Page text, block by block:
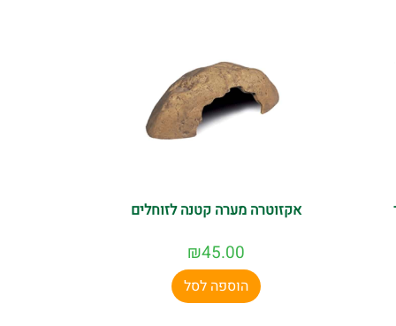
אקזוטרה מערה קטנה לזוחלים
₪45.00
הוספה לסל